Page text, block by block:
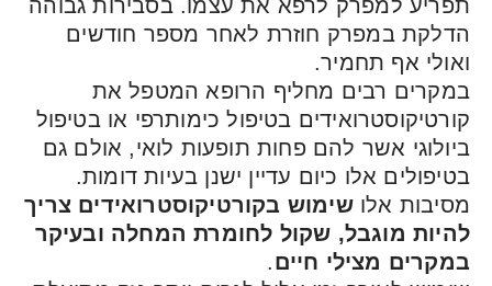
למפרק לרפא את עצמו. בסבירות גבוהה
במפרק חוזרת לאחר מספר חודשים
אף תחמיר.
רבים מחליף הרופא המטפל את
בטיפול כימותרפי או בטיפול
אשר להם פחות תופעות לואי, אולם גם
אלו כיום עדיין ישנן בעיות דומות.
אלושימוש בקורטיקוסטרואידים צריך
מוגבל, שקול לחומרת המחלה ובעיקר
מצילי חיים.